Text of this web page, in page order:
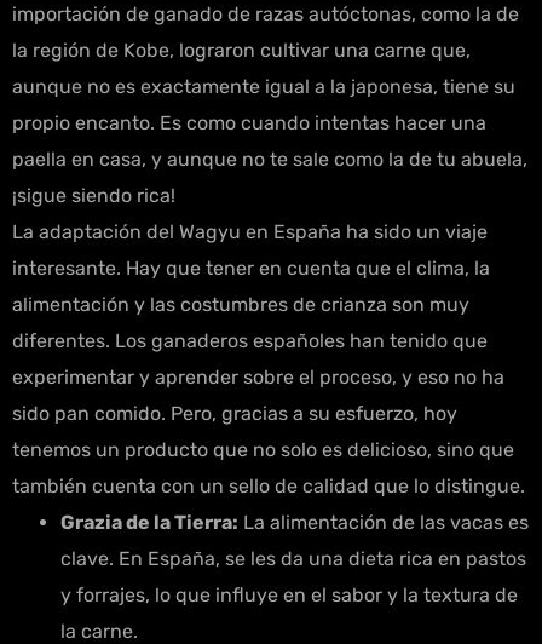
importación de ganado de razas autóctonas, como la de
la región de Kobe, lograron cultivar una carne que,
aunque no es exactamente igual a la japonesa, tiene su
propio encanto. Es como cuando intentas hacer una
paella en casa, y aunque no te sale como la de tu abuela,
¡sigue siendo rica!
La adaptación del Wagyu en España ha sido un viaje
interesante. Hay que tener en cuenta que el clima, la
alimentación y las costumbres de crianza son muy
diferentes. Los ganaderos españoles han tenido que
experimentar y aprender sobre el proceso, y eso no ha
sido pan comido. Pero, gracias a su esfuerzo, hoy
tenemos un producto que no solo es delicioso, sino que
también cuenta con un sello de calidad que lo distingue.
Grazia de la Tierra: La alimentación de las vacas es
clave. En España, se les da una dieta rica en pastos
y forrajes, lo que influye en el sabor y la textura de
la carne.